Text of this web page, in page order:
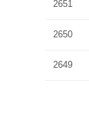
2651
2650
2649